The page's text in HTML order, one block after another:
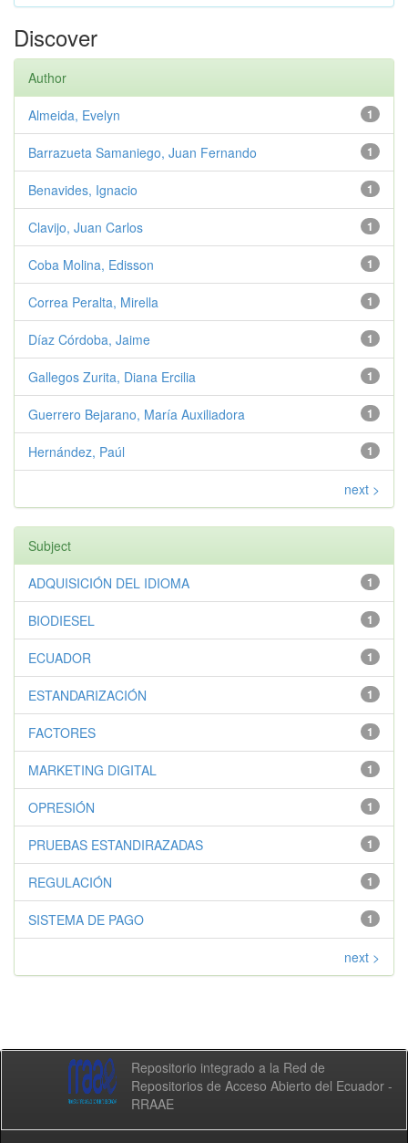
Discover
Author
1
Almeida, Evelyn
1
Barrazueta Samaniego, Juan Fernando
1
Benavides, Ignacio
1
Clavijo, Juan Carlos
1
Coba Molina, Edisson
1
Correa Peralta, Mirella
1
Díaz Córdoba, Jaime
1
Gallegos Zurita, Diana Ercilia
1
Guerrero Bejarano, María Auxiliadora
1
Hernández, Paúl
next >
Subject
1
ADQUISICIÓN DEL IDIOMA
1
BIODIESEL
1
ECUADOR
1
ESTANDARIZACIÓN
1
FACTORES
1
MARKETING DIGITAL
1
OPRESIÓN
1
PRUEBAS ESTANDIRAZADAS
1
REGULACIÓN
1
SISTEMA DE PAGO
next >
Repositorio integrado a la Red de
Repositorios de Acceso Abierto del Ecuador -
RRAAE